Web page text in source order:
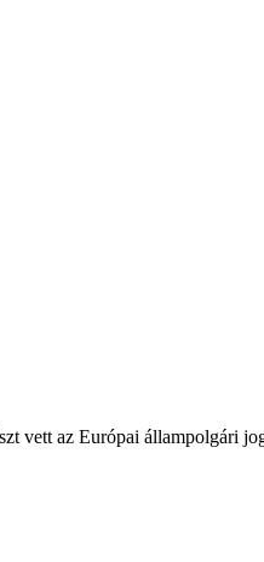
vett az Európai állampolgári